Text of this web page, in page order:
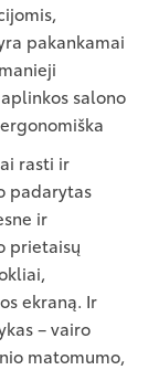
pakankamai
salono
rasti ir
padarytas
ir
prietaisų
ekraną. Ir
– vairo
matomumo,